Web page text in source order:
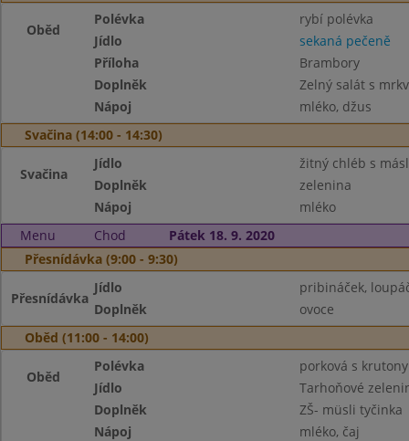
Oběd
Polévka
rybí polévka
Jídlo
sekaná pečeně
Příloha
Brambory
Doplněk
Zelný salát s
Nápoj
mléko, džus
Svačina (14:00 - 14:30)
Svačina
Jídlo
žitný chléb s
Doplněk
zelenina
Nápoj
mléko
Menu
Chod
Pátek 18. 9. 2020
Přesnídávka (9:00 - 9:30)
Přesnídávka
Jídlo
pribináček,
Doplněk
ovoce
Oběd (11:00 - 14:00)
Oběd
Polévka
porková s krutony
Jídlo
Tarhoňové
Doplněk
ZŠ- müsli tyčinka
Nápoj
mléko, čaj